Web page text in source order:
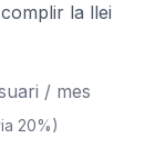
la llei
/ mes
20%)